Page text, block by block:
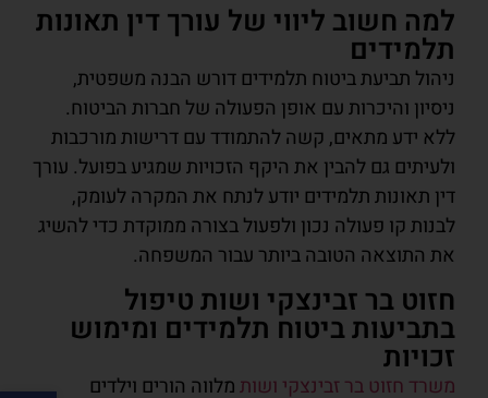
למה חשוב ליווי של עורך דין תאונות
תלמידים
ניהול תביעת ביטוח תלמידים דורש הבנה משפטית,
ניסיון והיכרות עם אופן הפעולה של חברות הביטוח.
ללא ידע מתאים, קשה להתמודד עם דרישות מורכבות
ולעיתים גם להבין את היקף הזכויות שמגיע בפועל. עורך
דין תאונות תלמידים יודע לנתח את המקרה לעומק,
לבנות קו פעולה נכון ולפעול בצורה ממוקדת כדי להשיג
את התוצאה הטובה ביותר עבור המשפחה.
חזוט בר זבינצקי ושות טיפול
בתביעות ביטוח תלמידים ומימוש
זכויות
משרד חזוט בר זבינצקי ושותמלווה הורים וילדים